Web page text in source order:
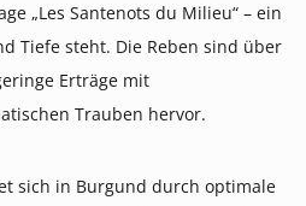
„Les Santenots du Milieu“ – ein
Tiefe steht. Die Reben sind über
Erträge mit
Trauben hervor.
sich in Burgund durch optimale